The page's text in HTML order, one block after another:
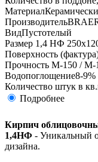
Материал
Производитель
ВидПустотелый
Размер 1,4 НФ
Поверхность
Прочность М-150 / М-
Водопоглощение8-9%
Количество штук в
Подробнее
Кирпич
1,4НФ - Уникальный
дизайна.